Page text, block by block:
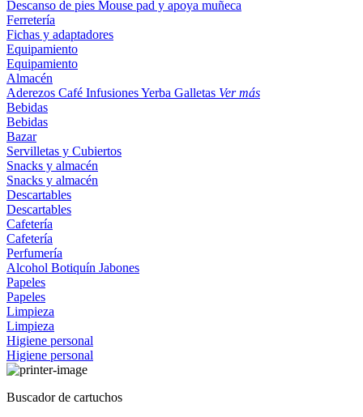
Descanso de pies Mouse pad y apoya muñeca
Ferretería
Fichas y adaptadores
Equipamiento
Equipamiento
Almacén
Aderezos Café InfusionesYerba Galletas Ver más
Bebidas
Bebidas
Bazar
Servilletas y Cubiertos
Snacks y almacén
Snacks y almacén
Descartables
Descartables
Cafetería
Cafetería
Perfumería
Alcohol Botiquín Jabones
Papeles
Papeles
Limpieza
Limpieza
Higiene personal
Higiene personal
Buscador de cartuchos